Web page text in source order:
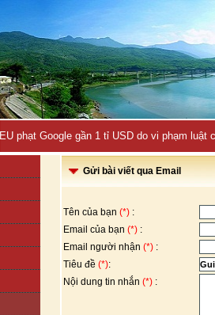
EU phạt Google gần 1 tỉ USD do vi phạm luật
Gửi bài viết qua Email
Tên của bạn (*) :
Email của bạn (*) :
Email người nhận (*) :
Tiêu đề (*):
Nội dung tin nhắn (*) :